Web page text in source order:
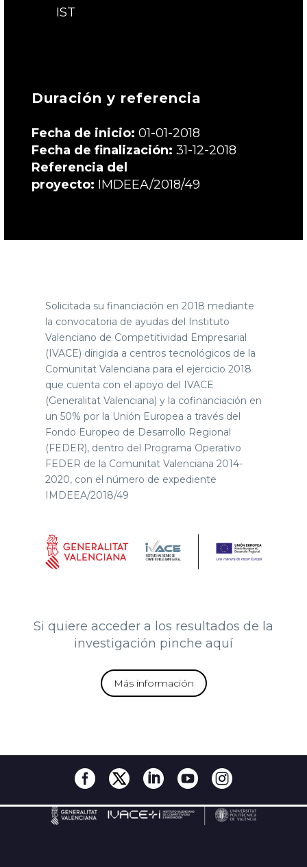
IST
Duración y referencia
Fecha de inicio: 01-01-2018
Fecha de finalización: 31-12-2018
Referencia del
proyecto: IMDEEA/2018/49
Solicitada su financiación en 2018 mediante
la convocatoria de ayudas del Instituto
Valenciano de Competitividad Empresarial
(IVACE) dirigida a centros tecnológicos de la
Comunitat Valenciana para el ejercicio 2018
que cuenta con el apoyo del IVACE
(Generalitat Valenciana) y la cofinanciación en
un 50% por la Unión Europea a través del
Fondo Europeo de Desarrollo Regional
(FEDER), dentro del Programa Operativo
FEDER de la Comunitat Valenciana 2014-
2020, con el número de expediente
IMDEEA/2018/49
Si quiere acceder a los resultados de la
investigación pinche aquí
Más información